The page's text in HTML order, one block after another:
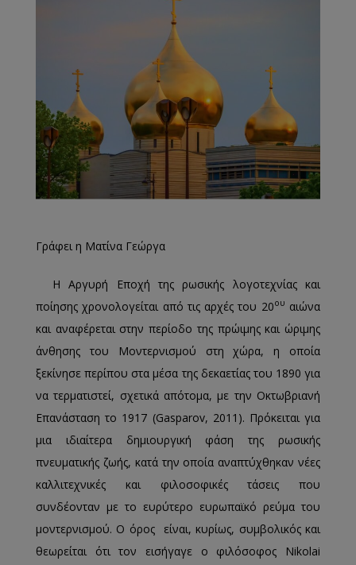
Γράφει η Ματίνα Γεώργα
Η Αργυρή Εποχή της ρωσικής λογοτεχνίας και
ποίησης χρονολογείται από τις αρχές του 20ου αιώνα
και αναφέρεται στην περίοδο της πρώιμης και ώριμης
άνθησης του Μοντερνισμού στη χώρα, η οποία
ξεκίνησε περίπου στα μέσα της δεκαετίας του 1890 για
να τερματιστεί, σχετικά απότομα, με την Οκτωβριανή
Επανάσταση το 1917 (Gasparov, 2011). Πρόκειται για
μια ιδιαίτερα δημιουργική φάση της ρωσικής
πνευματικής ζωής, κατά την οποία αναπτύχθηκαν νέες
καλλιτεχνικές και φιλοσοφικές τάσεις που
συνδέονταν με το ευρύτερο ευρωπαϊκό ρεύμα του
μοντερνισμού. Ο όρος είναι, κυρίως, συμβολικός και
θεωρείται ότι τον εισήγαγε ο φιλόσοφος Nikolai